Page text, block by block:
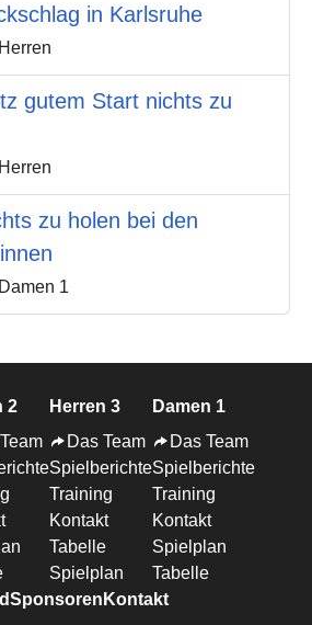
in Karlsruhe
Herren
gutem Start nichts zu
Herren
zu holen bei den
Damen 1
2
Herren 3
Das Team
Spielberichte
Training
Kontakt
Tabelle
Spielplan
Damen 1
Das Team
Spielberichte
Training
Kontakt
Spielplan
Tabelle
Sponsoren Kontakt